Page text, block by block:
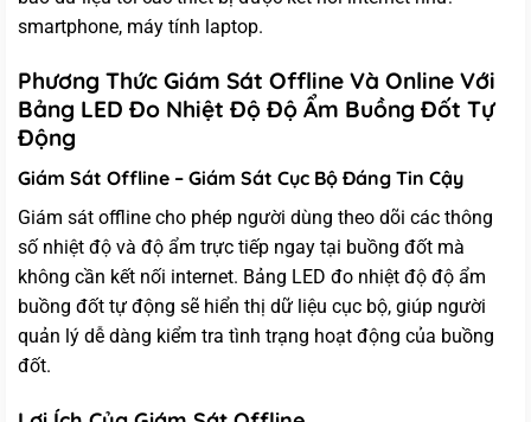
smartphone, máy tính laptop.
Phương Thức Giám Sát Offline Và Online Với
Bảng LED Đo Nhiệt Độ Độ Ẩm Buồng Đốt Tự
Động
Giám Sát Offline – Giám Sát Cục Bộ Đáng Tin Cậy
Giám sát offline cho phép người dùng theo dõi các thông
số nhiệt độ và độ ẩm trực tiếp ngay tại buồng đốt mà
không cần kết nối internet. Bảng LED đo nhiệt độ độ ẩm
buồng đốt tự động sẽ hiển thị dữ liệu cục bộ, giúp người
quản lý dễ dàng kiểm tra tình trạng hoạt động của buồng
đốt.